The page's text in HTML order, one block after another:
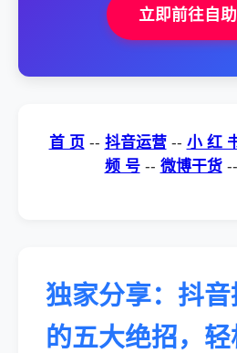
立即前往自
首 页 -- 抖音运营 -- 小 红
频 号 -- 微博干货 --
独家分享：抖
的五大绝招，轻